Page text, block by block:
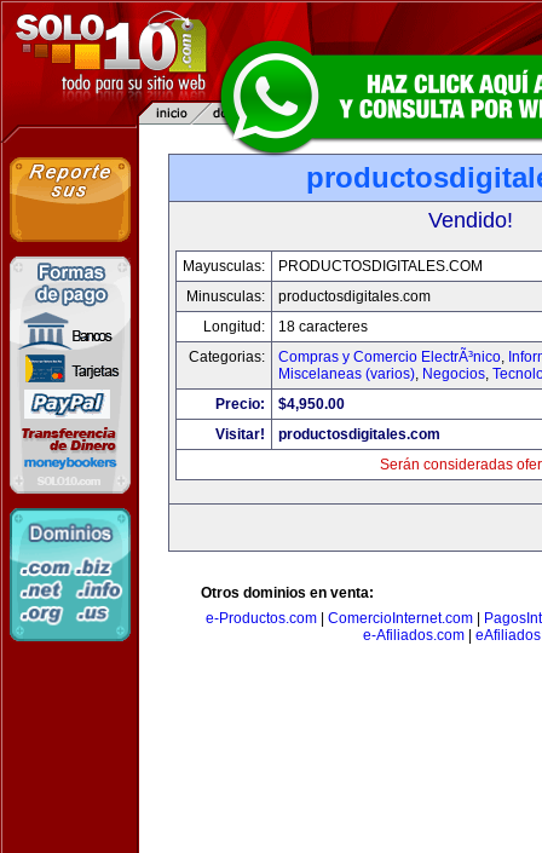
Vendido!
Mayusculas:
PRODUCTOSDIGITALES.COM
Minusculas:
productosdigitales.com
Longitud:
18 caracteres
Categorias:
Compras y Comercio ElectrÃ³nico,
Miscelaneas (varios), Negocios,
Precio:
$4,950.00
Visitar!
productosdigitales.com
Serán consideradas
Otros dominios en venta:
e-Productos.com
ComercioInternet.com
e-Afiliados.com|